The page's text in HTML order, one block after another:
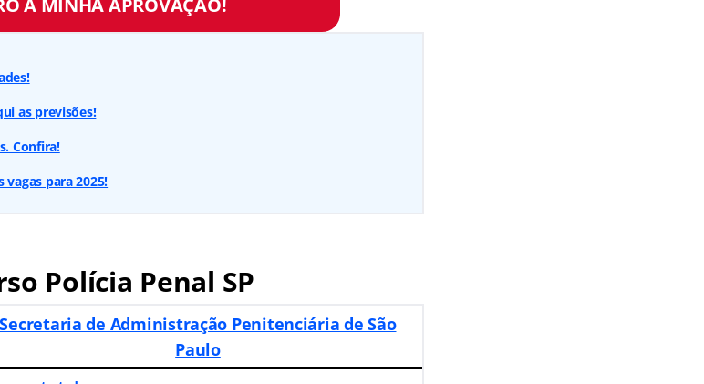
as previsões!
Confira!
vagas para 2025!
Polícia Penal SP
Secretaria de Administração Penitenciária de São
Paulo